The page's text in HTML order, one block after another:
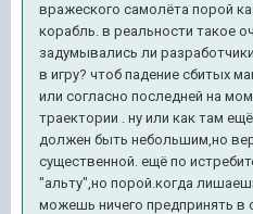
вражеского самолёта порой
корабль. в реальности такое
задумывались ли
в игру? чтоб падение сбитых
или согласно последней на
траектории . ну или как там
должен быть небольшим,но
существенной. ещё по
"альту",но порой.когда
можешь ничего предпринять в